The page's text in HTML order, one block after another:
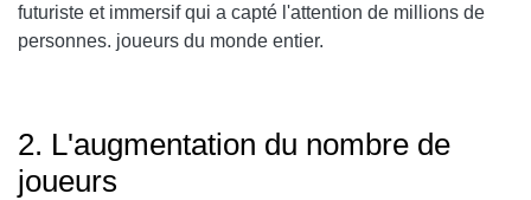
futuriste et immersif qui a capté l'attention de millions de
personnes. joueurs du monde entier.
2. L'augmentation du nombre de
joueurs